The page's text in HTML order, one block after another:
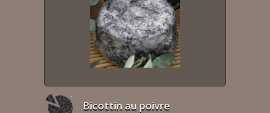
Bicottin au poivre